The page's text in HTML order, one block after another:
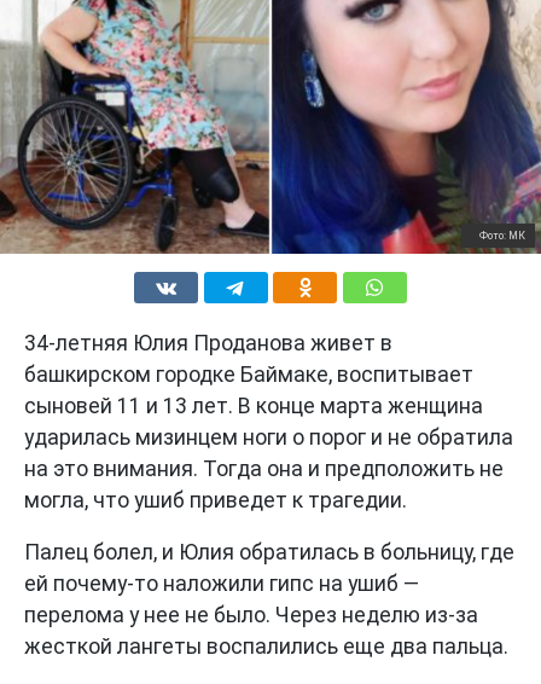
Фото: МК
34-летняя Юлия Проданова живет в
башкирском городке Баймаке, воспитывает
сыновей 11 и 13 лет. В конце марта женщина
ударилась мизинцем ноги о порог и не обратила
на это внимания. Тогда она и предположить не
могла, что ушиб приведет к трагедии.
Палец болел, и Юлия обратилась в больницу, где
ей почему-то наложили гипс на ушиб —
перелома у нее не было. Через неделю из-за
жесткой лангеты воспалились еще два пальца.